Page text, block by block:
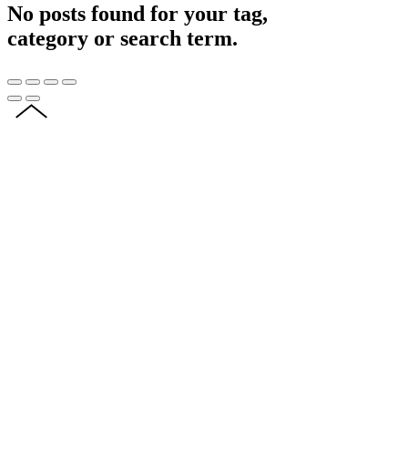
No posts found for your tag,
category or search term.